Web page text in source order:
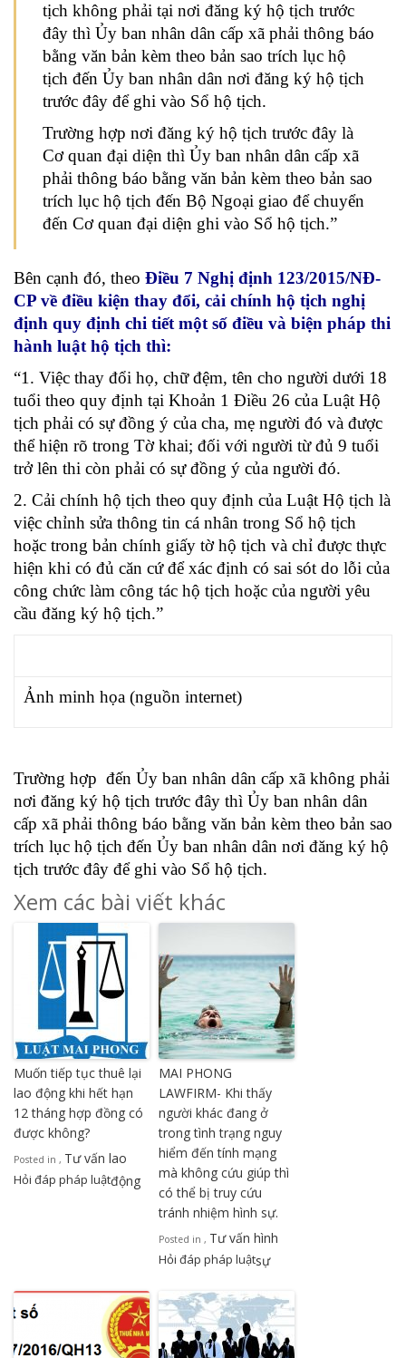
tịch không phải tại nơi đăng ký hộ tịch trước
đây thì Ủy ban nhân dân cấp xã phải thông báo
bằng văn bản kèm theo bản sao trích lục hộ
tịch đến Ủy ban nhân dân nơi đăng ký hộ tịch
trước đây để ghi vào Sổ hộ tịch.
Trường hợp nơi đăng ký hộ tịch trước đây là
Cơ quan đại diện thì Ủy ban nhân dân cấp xã
phải thông báo bằng văn bản kèm theo bản sao
trích lục hộ tịch đến Bộ Ngoại giao để chuyển
đến Cơ quan đại diện ghi vào Sổ hộ tịch.”
Bên cạnh đó, theo Điều 7 Nghị định 123/2015/NĐ-
CP về điều kiện thay đổi, cải chính hộ tịch nghị
định quy định chi tiết một số điều và biện pháp thi
hành luật hộ tịch thì:
“1. Việc thay đổi họ, chữ đệm, tên cho người dưới 18
tuổi theo quy định tại Khoản 1 Điều 26 của Luật Hộ
tịch phải có sự đồng ý của cha, mẹ người đó và được
thể hiện rõ trong Tờ khai; đối với người từ đủ 9 tuổi
trở lên thi còn phải có sự đồng ý của người đó.
2. Cải chính hộ tịch theo quy định của Luật Hộ tịch là
việc chỉnh sửa thông tin cá nhân trong Sổ hộ tịch
hoặc trong bản chính giấy tờ hộ tịch và chỉ được thực
hiện khi có đủ căn cứ để xác định có sai sót do lỗi của
công chức làm công tác hộ tịch hoặc của người yêu
cầu đăng ký hộ tịch.”
Ảnh minh họa (nguồn internet)
Trường hợp đến Ủy ban nhân dân cấp xã không phải
nơi đăng ký hộ tịch trước đây thì Ủy ban nhân dân
cấp xã phải thông báo bằng văn bản kèm theo bản sao
trích lục hộ tịch đến Ủy ban nhân dân nơi đăng ký hộ
tịch trước đây để ghi vào Sổ hộ tịch.
Xem các bài viết khác
Muốn tiếp tục thuê lại
lao động khi hết hạn
12 tháng hợp đồng có
được không?
Posted in
Hỏi đáp pháp luật
, Tư vấn lao
động
MAI PHONG
LAWFIRM- Khi thấy
người khác đang ở
trong tình trạng nguy
hiểm đến tính mạng
mà không cứu giúp thì
có thể bị truy cứu
tránh nhiệm hình sự.
Posted in
Hỏi đáp pháp luật
, Tư vấn hình
sự